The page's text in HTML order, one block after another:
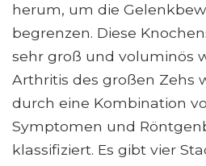
herum, um die
begrenzen. Diese
sehr groß und voluminös
Arthritis des großen Zehs
durch eine Kombination
Symptomen und
klassifiziert. Es gibt vier